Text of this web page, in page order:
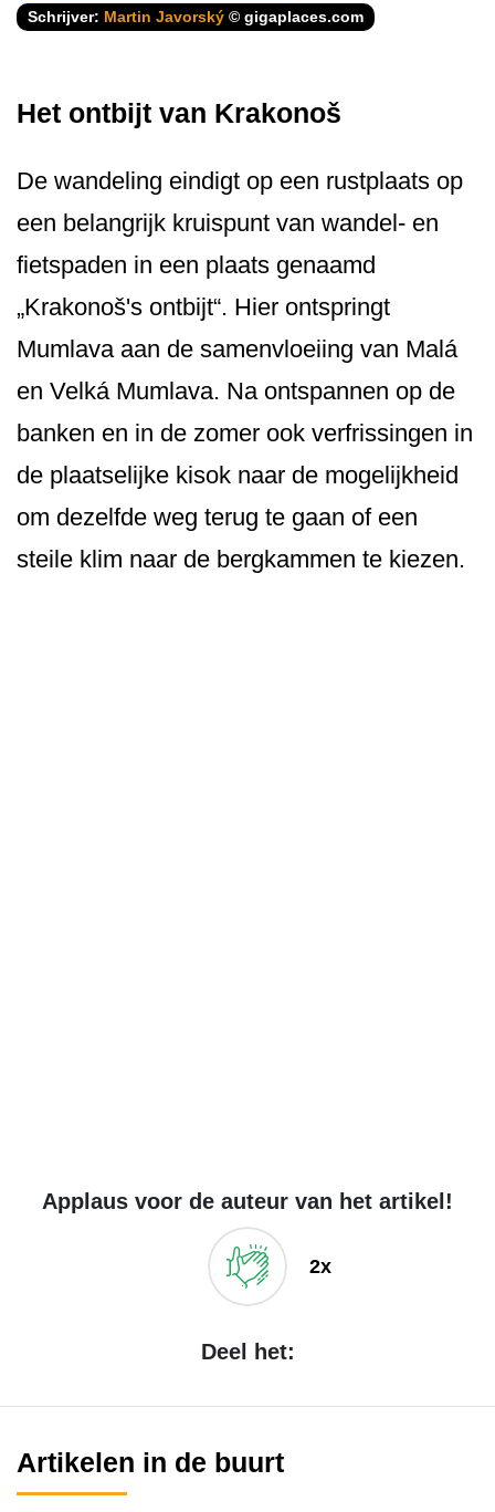
Schrijver: Martin Javorský © gigaplaces.com
Het ontbijt van Krakonoš
De wandeling eindigt op een rustplaats op
een belangrijk kruispunt van wandel- en
fietspaden in een plaats genaamd
„Krakonoš's on­tbijt“. Hier ontspringt
Mumlava aan de samenvloeiing van Malá
en Velká Mumlava. Na ontspannen op de
banken en in de zomer ook verfrissingen in
de plaatselijke kisok naar de mogelijkheid
om dezelfde weg terug te gaan of een
steile klim naar de bergkammen te kiezen.
Applaus voor de auteur van het artikel!
2x
Deel het:
Artikelen in de buurt